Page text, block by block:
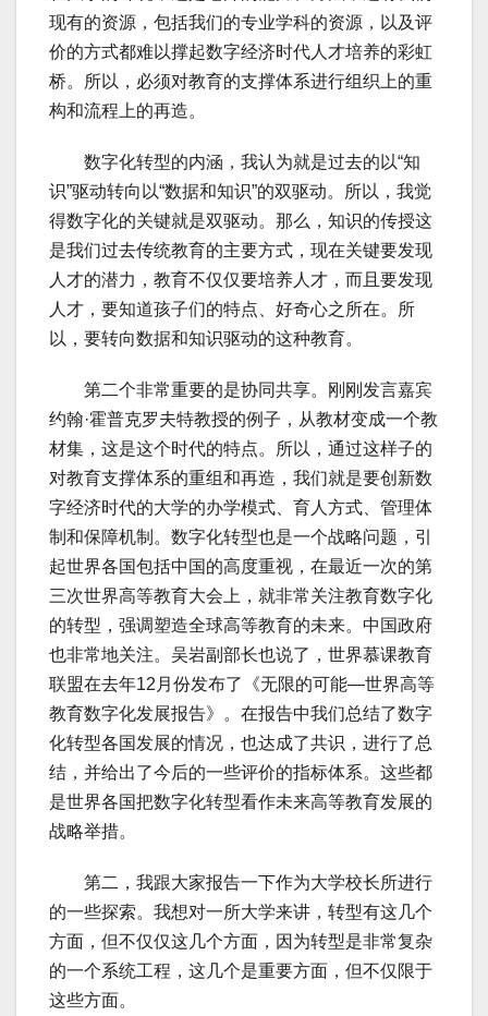
现有的资源，包括我们的专业学科的资源，以及评
价的方式都难以撑起数字经济时代人才培养的彩虹
桥。所以，必须对教育的支撑体系进行组织上的重
构和流程上的再造。
数字化转型的内涵，我认为就是过去的以“知
识”驱动转向以“数据和知识”的双驱动。所以，我觉
得数字化的关键就是双驱动。那么，知识的传授这
是我们过去传统教育的主要方式，现在关键要发现
人才的潜力，教育不仅仅要培养人才，而且要发现
人才，要知道孩子们的特点、好奇心之所在。所
以，要转向数据和知识驱动的这种教育。
第二个非常重要的是协同共享。刚刚发言嘉宾
约翰·霍普克罗夫特教授的例子，从教材变成一个教
材集，这是这个时代的特点。所以，通过这样子的
对教育支撑体系的重组和再造，我们就是要创新数
字经济时代的大学的办学模式、育人方式、管理体
制和保障机制。数字化转型也是一个战略问题，引
起世界各国包括中国的高度重视，在最近一次的第
三次世界高等教育大会上，就非常关注教育数字化
的转型，强调塑造全球高等教育的未来。中国政府
也非常地关注。吴岩副部长也说了，世界慕课教育
联盟在去年12月份发布了《无限的可能—世界高等
教育数字化发展报告》。在报告中我们总结了数字
化转型各国发展的情况，也达成了共识，进行了总
结，并给出了今后的一些评价的指标体系。这些都
是世界各国把数字化转型看作未来高等教育发展的
战略举措。
第二，我跟大家报告一下作为大学校长所进行
的一些探索。我想对一所大学来讲，转型有这几个
方面，但不仅仅这几个方面，因为转型是非常复杂
的一个系统工程，这几个是重要方面，但不仅限于
这些方面。